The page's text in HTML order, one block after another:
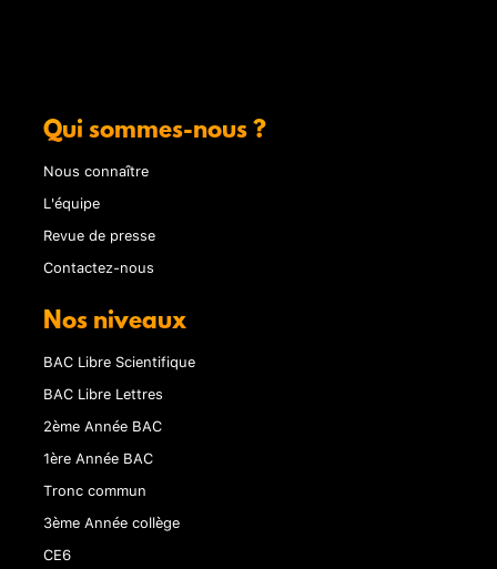
Qui sommes-nous ?
Nous connaître
L'équipe
Revue de presse
Contactez-nous
Nos niveaux
BAC Libre Scientifique
BAC Libre Lettres
2ème Année BAC
1ère Année BAC
Tronc commun
3ème Année collège
CE6